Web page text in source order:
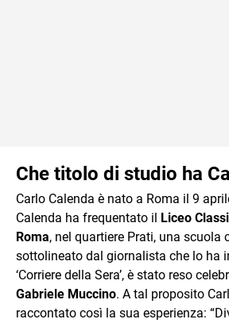
Che titolo di studio ha
Carlo Calenda è nato a Roma il 9
Calenda ha frequentato il Liceo
Roma, nel quartiere Prati, una scuola
sottolineato dal giornalista che lo ha
‘Corriere della Sera’, è stato reso
Gabriele Muccino. A tal proposito
raccontato così la sua esperienza: